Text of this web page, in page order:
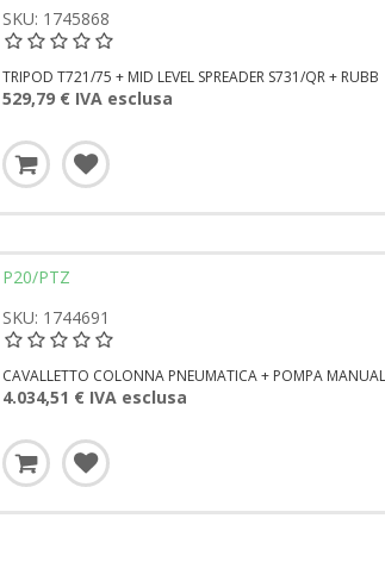
SKU: 1745868
TRIPOD T721/75 + MID LEVEL SPREADER S731/QR + RUBB
529,79 € IVA esclusa
P20/PTZ
SKU: 1744691
CAVALLETTO COLONNA PNEUMATICA + POMPA
4.034,51 € IVA esclusa